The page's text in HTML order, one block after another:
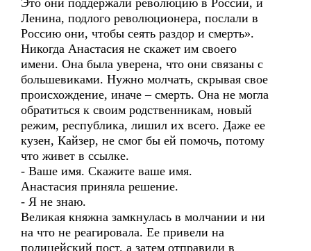
Это они поддержали революцию в России, и
Ленина, подлого революционера, послали в
Россию они, чтобы сеять раздор и смерть».
Никогда Анастасия не скажет им своего
имени. Она была уверена, что они связаны с
большевиками. Нужно молчать, скрывая свое
происхождение, иначе – смерть. Она не могла
обратиться к своим родственникам, новый
режим, республика, лишил их всего. Даже ее
кузен, Кайзер, не смог бы ей помочь, потому
что живет в ссылке.
- Ваше имя. Скажите ваше имя.
Анастасия приняла решение.
- Я не знаю.
Великая княжна замкнулась в молчании и ни
на что не реагировала. Ее привели на
полицейский пост, а затем отправили в